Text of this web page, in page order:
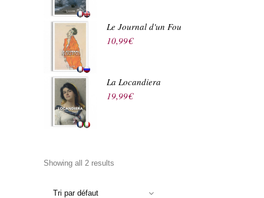
Le Journal d'un Fou
10,99€
La Locandiera
19,99€
Showing all 2 results
Tri par défaut